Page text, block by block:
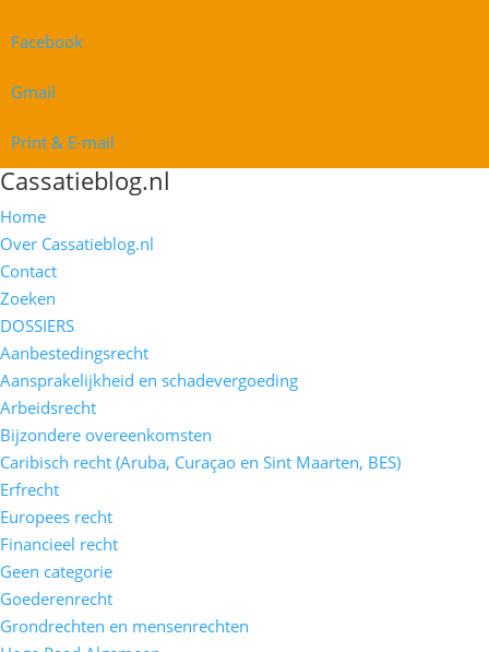
Facebook
Gmail
Print & E-mail
Cassatieblog.nl
Home
Over Cassatieblog.nl
Contact
Zoeken
DOSSIERS
Aanbestedingsrecht
Aansprakelijkheid en schadevergoeding
Arbeidsrecht
Bijzondere overeenkomsten
Caribisch recht (Aruba, Curaçao en Sint Maarten, BES)
Erfrecht
Europees recht
Financieel recht
Geen categorie
Goederenrecht
Grondrechten en mensenrechten